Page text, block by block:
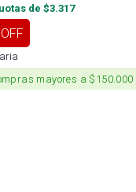
de $3.317
mayores a $150.000